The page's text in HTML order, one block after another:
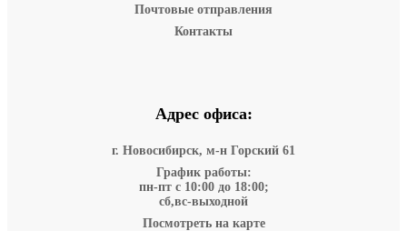
Почтовые отправления
Контакты
Адрес офиса:
г. Новосибирск, м-н Горский 61
График работы:
пн-пт с 10:00 до 18:00;
сб,вс-выходной
Посмотреть на карте